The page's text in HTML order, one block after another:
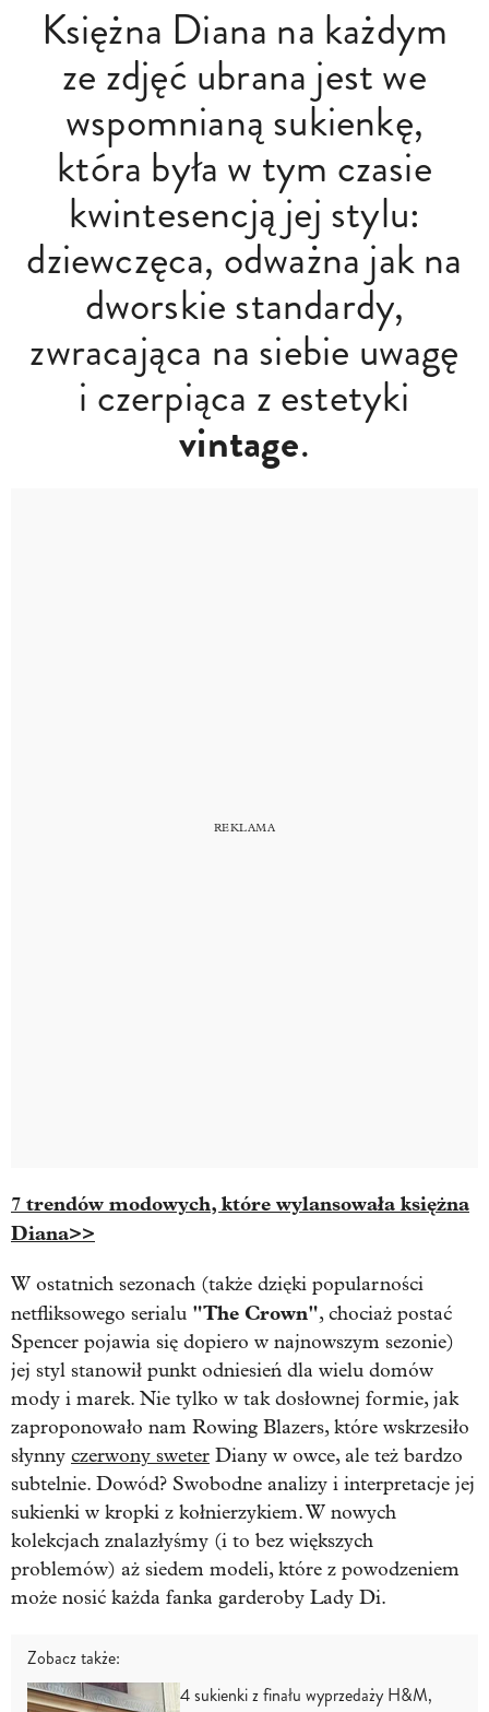
Księżna Diana na każdym
ze zdjęć ubrana jest we
wspomnianą sukienkę,
która była w tym czasie
kwintesencją jej stylu:
dziewczęca, odważna jak na
dworskie standardy,
zwracająca na siebie uwagę
i czerpiąca z estetyki
vintage.
7 trendów modowych, które wylansowała księżna
Diana>>
W ostatnich sezonach (także dzięki popularności
netfliksowego serialu "The Crown", chociaż postać
Spencer pojawia się dopiero w najnowszym sezonie)
jej styl stanowił punkt odniesień dla wielu domów
mody i marek. Nie tylko w tak dosłownej formie, jak
zaproponowało nam Rowing Blazers, które wskrzesiło
słynny czerwony sweter Diany w owce, ale też bardzo
subtelnie. Dowód? Swobodne analizy i interpretacje jej
sukienki w kropki z kołnierzykiem. W nowych
kolekcjach znalazłyśmy (i to bez większych
problemów) aż siedem modeli, które z powodzeniem
może nosić każda fanka garderoby Lady Di.
Zobacz także:
4 sukienki z finału wyprzedaży H&M,